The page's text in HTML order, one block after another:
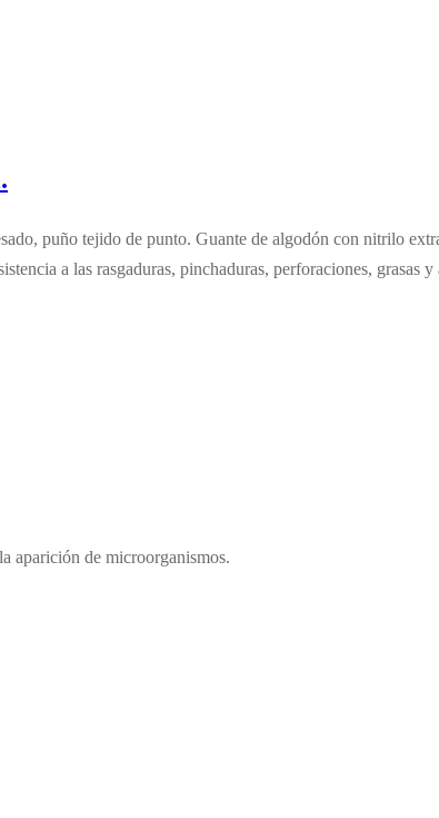
puño tejido de punto. Guante de algodón con nitrilo
a las rasgaduras, pinchaduras, perforaciones, grasas y
aparición de microorganismos.